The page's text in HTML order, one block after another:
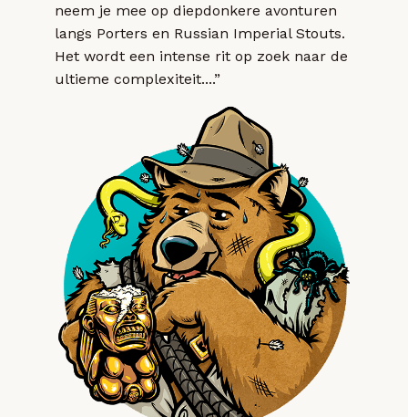
neem je mee op diepdonkere avonturen
langs Porters en Russian Imperial Stouts.
Het wordt een intense rit op zoek naar de
ultieme complexiteit....”